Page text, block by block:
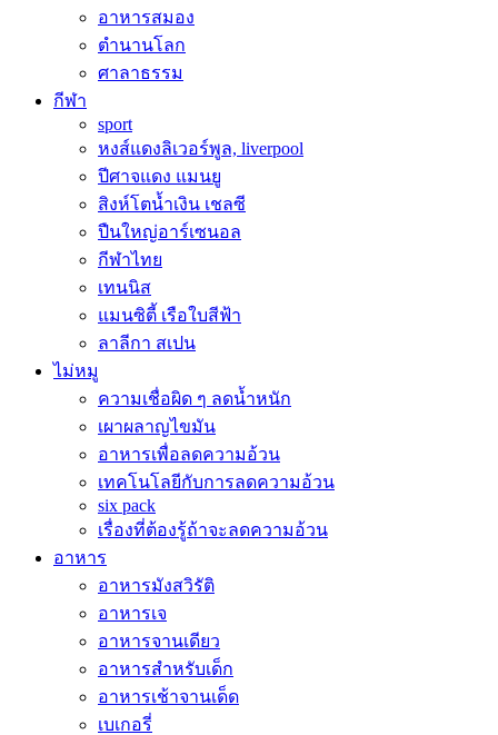
อาหารสมอง
ตำนานโลก
ศาลาธรรม
กีฬา
sport
หงส์แดงลิเวอร์พูล, liverpool
ปีศาจแดง แมนยู
สิงห์โตน้ำเงิน เชลซี
ปืนใหญ่อาร์เซนอล
กีฬาไทย
เทนนิส
แมนซิตี้ เรือใบสีฟ้า
ลาลีกา สเปน
ไม่หมู
ความเชื่อผิด ๆ ลดน้ำหนัก
เผาผลาญไขมัน
อาหารเพื่อลดความอ้วน
เทคโนโลยีกับการลดความอ้วน
six pack
เรื่องที่ต้องรู้ถ้าจะลดความอ้วน
อาหาร
อาหารมังสวิรัติ
อาหารเจ
อาหารจานเดียว
อาหารสำหรับเด็ก
อาหารเช้าจานเด็ด
เบเกอรี่